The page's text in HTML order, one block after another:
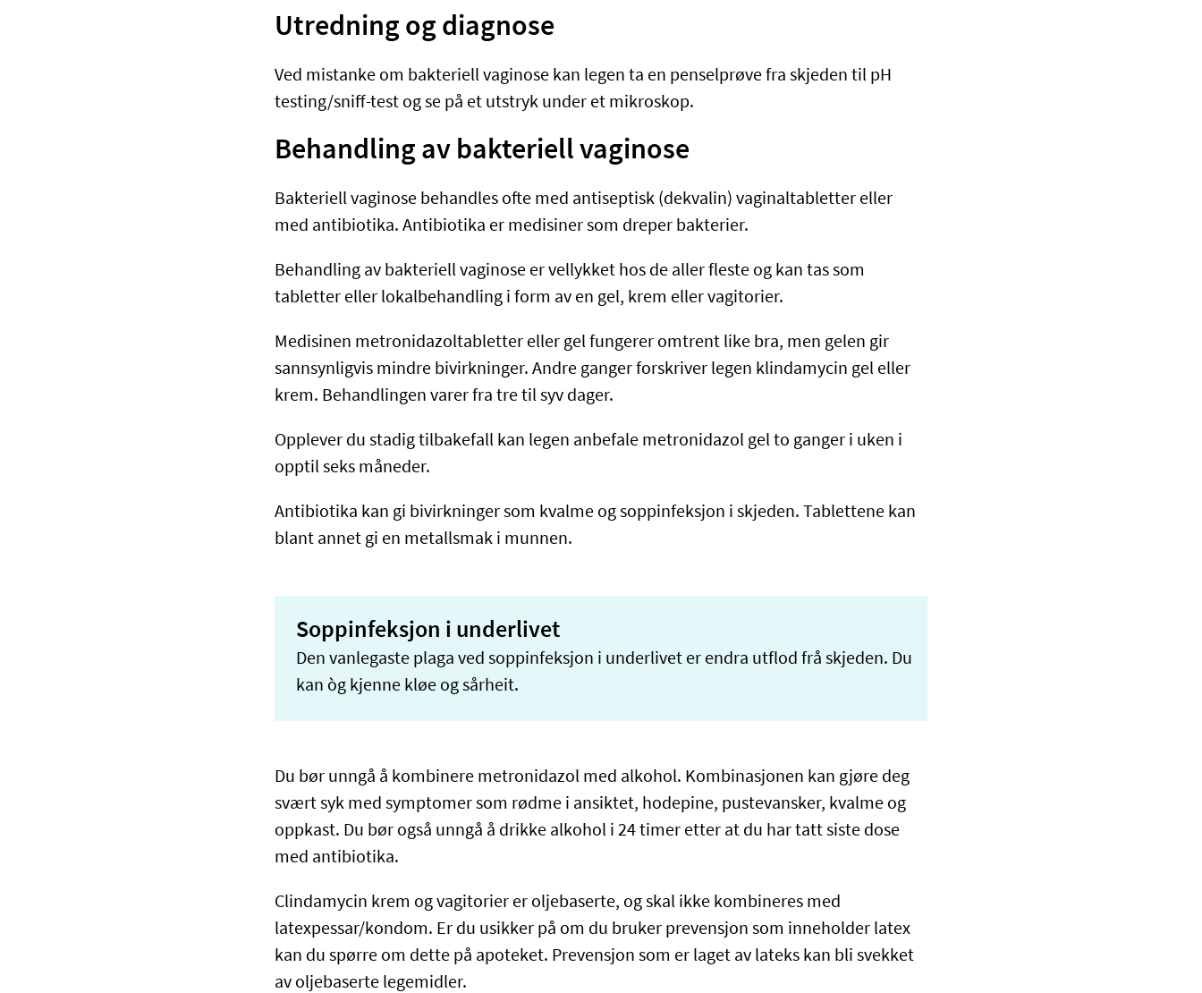
Utredning og diagnose
Ved mistanke om bakteriell vaginose kan legen ta en penselprøve fra skjeden til pH
testing/sniff-test og se på et utstryk under et mikroskop.
Behandling av bakteriell vaginose
Bakteriell vaginose behandles ofte med antiseptisk (dekvalin) vaginaltabletter eller
med antibiotika. Antibiotika er medisiner som dreper bakterier.
Behandling av bakteriell vaginose er vellykket hos de aller fleste og kan tas som
tabletter eller lokalbehandling i form av en gel, krem eller vagitorier.
Medisinen metronidazoltabletter eller gel fungerer omtrent like bra, men gelen gir
sannsynligvis mindre bivirkninger. Andre ganger forskriver legen klindamycin gel eller
krem. Behandlingen varer fra tre til syv dager.
Opplever du stadig tilbakefall kan legen anbefale metronidazol gel to ganger i uken i
opptil seks måneder.
Antibiotika kan gi bivirkninger som kvalme og soppinfeksjon i skjeden. Tablettene kan
blant annet gi en metallsmak i munnen.
Soppinfeksjon i underlivet
Den vanlegaste plaga ved soppinfeksjon i underlivet er endra utflod frå skjeden. Du
kan òg kjenne kløe og sårheit.
Du bør unngå å kombinere metronidazol med alkohol. Kombinasjonen kan gjøre deg
svært syk med symptomer som rødme i ansiktet, hodepine, pustevansker, kvalme og
oppkast. Du bør også unngå å drikke alkohol i 24 timer etter at du har tatt siste dose
med antibiotika.
Clindamycin krem og vagitorier er oljebaserte, og skal ikke kombineres med
latexpessar/kondom. Er du usikker på om du bruker prevensjon som inneholder latex
kan du spørre om dette på apoteket. Prevensjon som er laget av lateks kan bli svekket
av oljebaserte legemidler.